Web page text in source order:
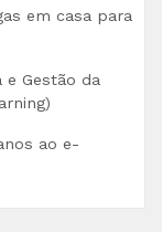
em casa para
e Gestão da
ao e-